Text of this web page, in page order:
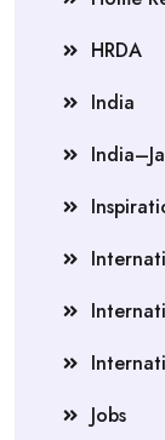
HRDA
India
Jobs